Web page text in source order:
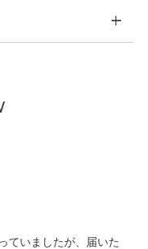
２ポケット）
り、風通しの良い場所
ーニング専門店をご利
い。
ていましたが、届いた